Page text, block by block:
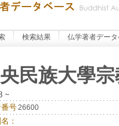
検索結果 仏学著者データ
民族大學
~
号26600
：